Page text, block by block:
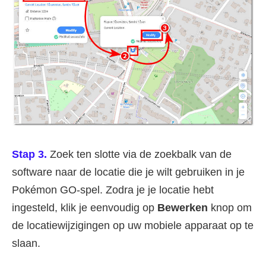
Stap 3. Zoek ten slotte via de zoekbalk van de
software naar de locatie die je wilt gebruiken in je
Pokémon GO-spel. Zodra je je locatie hebt
ingesteld, klik je eenvoudig op Bewerken knop om
de locatiewijzigingen op uw mobiele apparaat op te
slaan.